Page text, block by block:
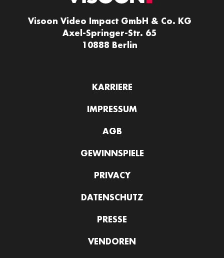
Visoon Video Impact GmbH & Co. KG
Axel-Springer-Str. 65
10888 Berlin
KARRIERE
IMPRESSUM
AGB
GEWINNSPIELE
PRIVACY
DATENSCHUTZ
PRESSE
VENDOREN